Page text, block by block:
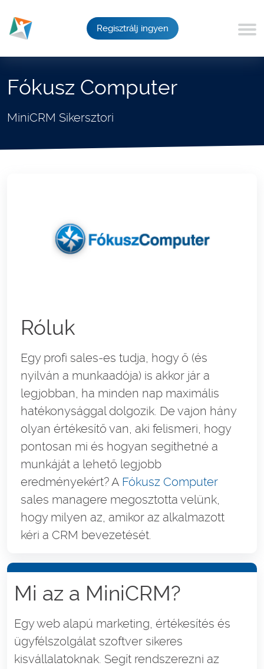
Regisztrálj ingyen
Fókusz Computer
MiniCRM Sikersztori
Róluk
Egy profi sales-es tudja, hogy ő (és
nyilván a munkaadója) is akkor jár a
legjobban, ha minden nap maximális
hatékonysággal dolgozik. De vajon hány
olyan értékesítő van, aki felismeri, hogy
pontosan mi és hogyan segíthetné a
munkáját a lehető legjobb
eredményekért? A Fókusz Computer
sales managere megosztotta velünk,
hogy milyen az, amikor az alkalmazott
kéri a CRM bevezetését.
Mi az a MiniCRM?
Egy web alapú marketing, értékesítés és
ügyfélszolgálat szoftver sikeres
kisvállalatoknak. Segít rendszerezni az